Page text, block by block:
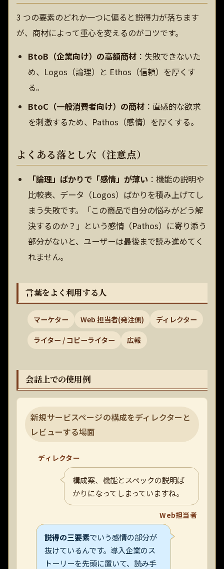
3 つの要素のどれか一つに偏ると説得力が落ちます
が、商材によって重心を変えるのがコツです。
BtoB（企業向け）の高額商材：失敗できないた
め、Logos（論理）と Ethos（信頼）を厚くす
る。
BtoC（一般消費者向け）の商材：直感的な欲求
を刺激するため、Pathos（感情）を厚くする。
よくある落とし穴（注意点）
「論理」ばかりで「感情」が薄い：機能の説明や
比較表、データ（Logos）ばかりを積み上げてし
まう失敗です。「この商品で自分の悩みがどう解
決するのか？」という感情（Pathos）に寄り添う
部分がないと、ユーザーは最後まで読み進めてく
れません。
言葉をよく利用する人
マーケター Web 担当者(発注側) ディレクター
ライター / コピーライター 広報
会話上での使用例
新規サービスページの構成をディレクターと
レビューする場面
ディレクター
構成案、機能とスペックの説明ば
かりになってしまっていますね。
Web担当者
説得の三要素でいう感情の部分が
抜けているんです。導入企業のス
トーリーを先頭に置いて、読み手